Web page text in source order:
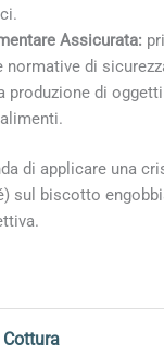
Assicurata:
normative di
produzione di
di applicare una
sul biscotto